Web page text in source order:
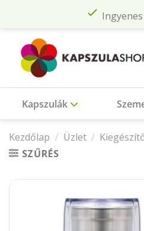
Kapszulák
Kezdőlap / Üzlet /
SZŰRÉS